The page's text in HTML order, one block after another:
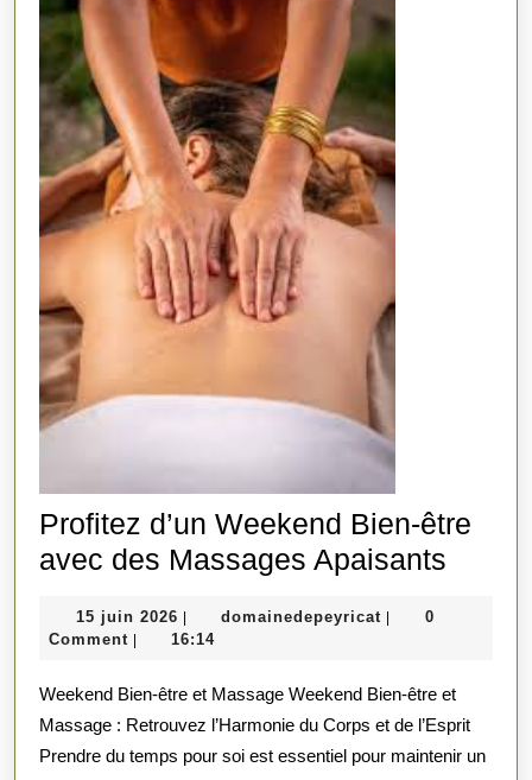
Profitez d’un Weekend Bien-être
avec des Massages Apaisants
être
avec
des
15 juin 2026 15
juin
domainedepeyricat
0
Comment
16:14
Weekend Bien-être et Massage Weekend Bien-être et
Massage : Retrouvez l’Harmonie du Corps et de l’Esprit
Prendre du temps pour soi est essentiel pour maintenir un